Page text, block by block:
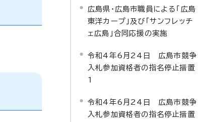
広島県・広島市職員による「広島
東洋カープ」及び「サンフレッチ
ェ広島」合同応援の実施
令和4年6月24日 広島市競争
入札参加資格者の指名停止措置
1
令和4年6月24日 広島市競争
入札参加資格者の指名停止措置